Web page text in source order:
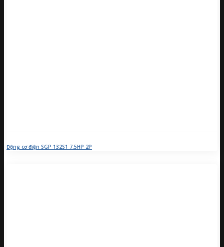
Động cơ điện SGP 132S1 7.5HP 2P